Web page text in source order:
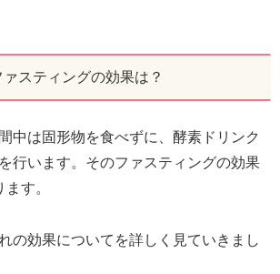
ァスティングの効果は？
中は固形物を食べずに、酵素ドリンク
行います。そのファスティングの効果
す。
の効果についてを詳しく見ていきまし